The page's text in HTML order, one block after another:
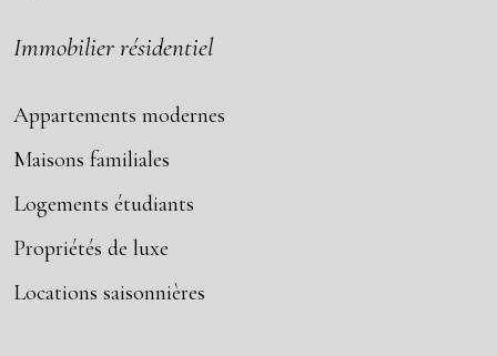
Immobilier résidentiel
Appartements modernes
Maisons familiales
Logements étudiants
Propriétés de luxe
Locations saisonnières